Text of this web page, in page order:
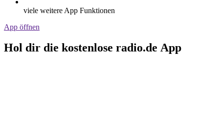
viele weitere App Funktionen
App öffnen
Hol dir die kostenlose radio.de App